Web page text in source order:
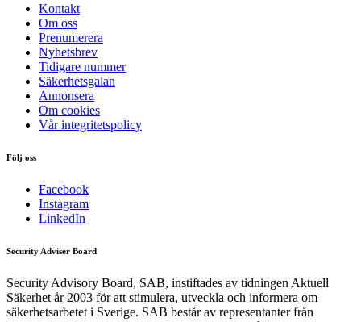
Kontakt
Om oss
Prenumerera
Nyhetsbrev
Tidigare nummer
Säkerhetsgalan
Annonsera
Om cookies
Vår integritetspolicy
Följ oss
Facebook
Instagram
LinkedIn
Security Adviser Board
Security Advisory Board, SAB, instiftades av tidningen Aktuell
Säkerhet år 2003 för att stimulera, utveckla och informera om
säkerhetsarbetet i Sverige. SAB består av representanter från